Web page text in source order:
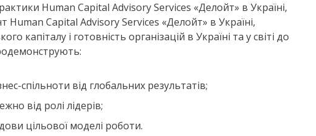
Human Capital Advisory Services «Делойт» в Україні,
Human Capital Advisory Services «Делойт» в Україні,
капіталу і готовність організацій в Україні та у світі до
спільноти від глобальних результатів;
від ролі лідерів;
цільової моделі роботи.